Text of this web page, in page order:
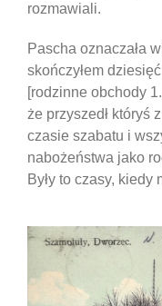
rozmawiali.
Pascha oznaczała
skończyłem
[rodzinne obchody
że przyszedł któryś
czasie szabatu i
nabożeństwa jako
Były to czasy,